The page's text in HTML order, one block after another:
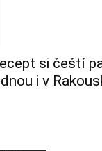
si čeští
i v